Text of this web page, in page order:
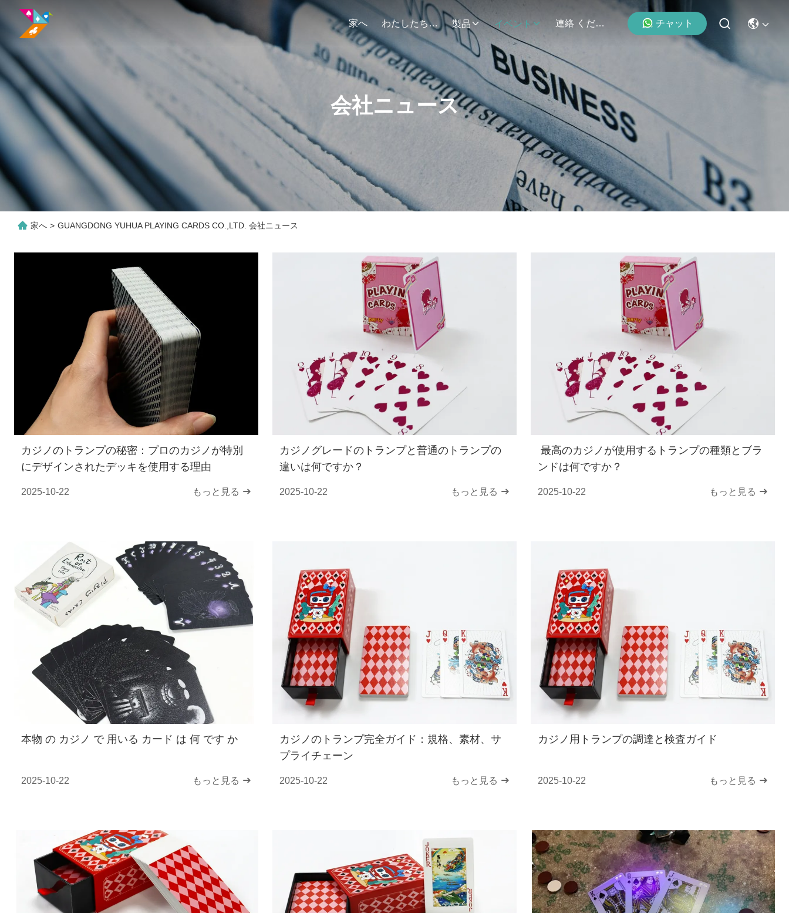
家へ わたしたち に つい て 製品 イベント 連絡 ください チャット
会社ニュース
家へ > GUANGDONG YUHUA PLAYING CARDS CO.,LTD. 会社ニュース
カジノのトランプの秘密：プロのカジノが特別
にデザインされたデッキを使用する理由
2025-10-22 もっと見る
カジノグレードのトランプと普通のトランプの
違いは何ですか？
2025-10-22 もっと見る
最高のカジノが使用するトランプの種類とブラ
ンドは何ですか？
2025-10-22 もっと見る
本物 の カジノ で 用いる カード は 何 です か
2025-10-22 もっと見る
カジノのトランプ完全ガイド：規格、素材、サ
プライチェーン
2025-10-22 もっと見る
カジノ用トランプの調達と検査ガイド
2025-10-22 もっと見る